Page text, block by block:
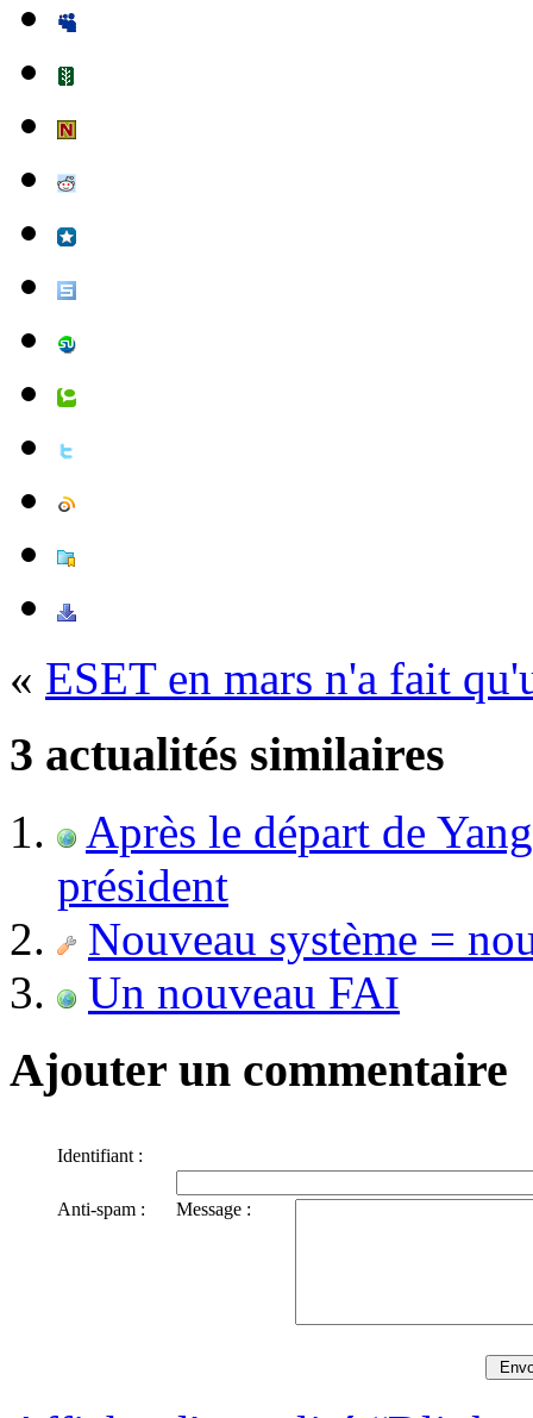
« ESET en mars n'a fait
3 actualités similaires
Après le départ de
président
Nouveau système =
Un nouveau FAI
Ajouter un commentaire
Identifiant :
Anti-spam : Message :